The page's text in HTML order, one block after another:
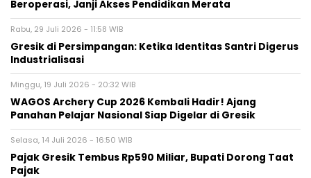
Beroperasi, Janji Akses Pendidikan Merata
Rabu, 29 Juli 2026 - 11:58 WIB
Gresik di Persimpangan: Ketika Identitas Santri Digerus
Industrialisasi
Minggu, 19 Juli 2026 - 20:32 WIB
WAGOS Archery Cup 2026 Kembali Hadir! Ajang
Panahan Pelajar Nasional Siap Digelar di Gresik
Selasa, 14 Juli 2026 - 16:50 WIB
Pajak Gresik Tembus Rp590 Miliar, Bupati Dorong Taat
Pajak